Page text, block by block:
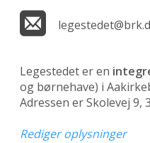
Legestedet er en
og børnehave) i
Adressen er Skolevej 9,
Rediger oplysninger